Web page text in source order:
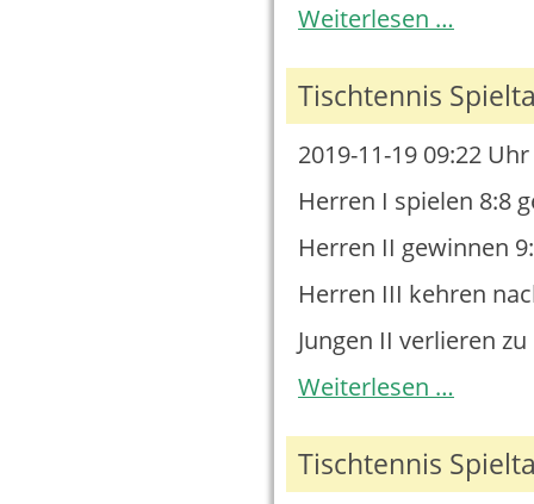
Weiterlesen …Spieltag
Tischtennis
2019-11-19 09:22 Uhr
Herren I spielen 8:8
Herren II gewinnen
Herren III kehren
Jungen II verlieren
Weiterlesen …Spieltag
Tischtennis